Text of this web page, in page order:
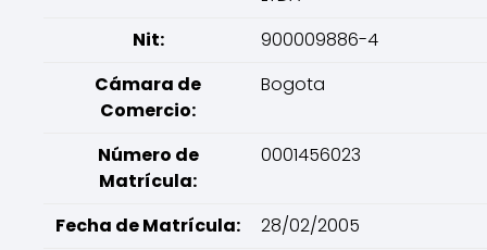
Nit:
900009886-4
Cámara de
Comercio:
Bogota
Número de
Matrícula:
0001456023
Fecha de Matrícula:
28/02/2005